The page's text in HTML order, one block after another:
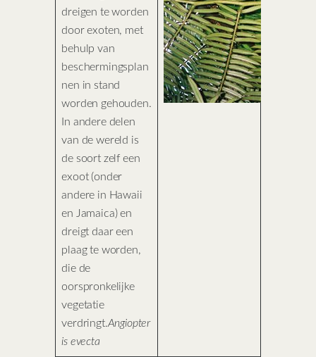
dreigen te worden
door exoten, met
behulp van
beschermingsplan
nen in stand
worden gehouden.
In andere delen
van de wereld is
de soort zelf een
exoot (onder
andere in Hawaii
en Jamaica) en
dreigt daar een
plaag te worden,
die de
oorspronkelijke
vegetatie
verdringt.Angiopter
is evecta